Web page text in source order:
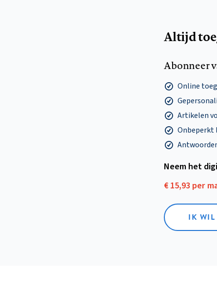
Altijd
Abonneer
Online
Artikelen
Onbeperkt
Neem het
€ 15,93 per
IK